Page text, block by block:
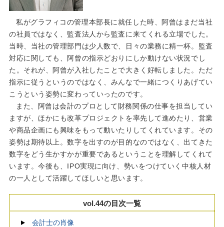
私がグラフィコの管理本部長に就任した時、阿曾はまだ当社
の社員ではなく、監査法人から監査に来てくれる立場でした。
当時、当社の管理部門は少人数で、日々の業務に精一杯。監査
対応に関しても、阿曾の指示どおりにしか動けない状況でし
た。それが、阿曾が入社したことで大きく好転しました。ただ
指示に従うというのではなく、みんなで一緒につくりあげてい
こうという姿勢に変わっていったのです。
また、阿曾は会計のプロとして財務関係の仕事を担当してい
ますが、ほかにも改革プロジェクトを率先して進めたり、営業
や商品企画にも興味をもって動いたりしてくれています。その
姿勢は期待以上。数字を出すのが目的なのではなく、出てきた
数字をどう生かすかが重要であるということを理解してくれて
います。今後も、IPO実現に向け、勢いをつけていく中核人材
の一人として活躍してほしいと思います。
vol.44の目次一覧
会計士の肖像